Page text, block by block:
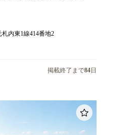
札内東1線414番地2
掲載終了まで84日